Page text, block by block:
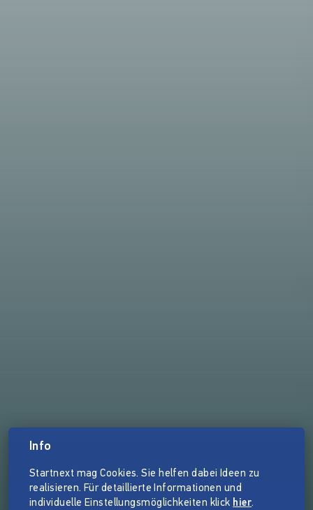
Info
Startnext mag Cookies. Sie helfen dabei Ideen zu
realisieren. Für detaillierte Informationen und
individuelle Einstellungsmöglichkeiten klick hier.